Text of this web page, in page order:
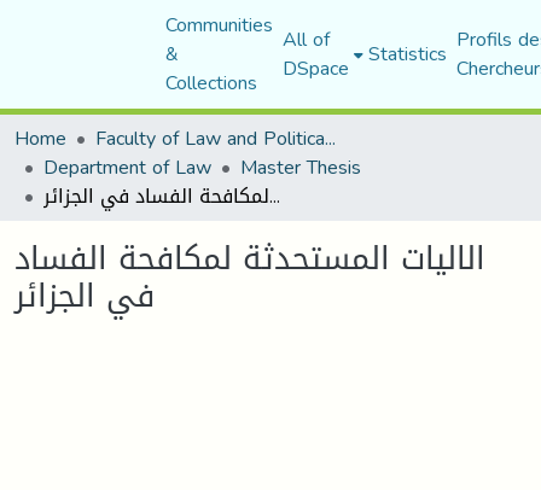
Communities
&
Collections
All of
DSpace Statistics Profils
Home
Faculty of Law and Political Science
Department of Law Master Thesis
الاليات المستحدثة لمكافحة الفساد في الجزائر
الاليات المستحدثة لمكافحة الفساد
في الجزائر